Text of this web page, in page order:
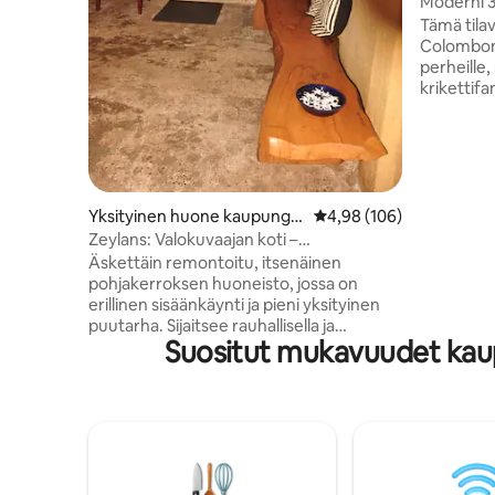
Yksityinen huone kaupungis
sa Colombo
Keskimääräinen arvio
4,98 (106)
Zeylans: Valokuvaajan koti –
pohjakerroksen yksikkö
Äskettäin remontoitu, itsenäinen
pohjakerroksen huoneisto, jossa on
erillinen sisäänkäynti ja pieni yksityinen
puutarha. Sijaitsee rauhallisella ja
turvallisella asuinalueella Colombon 5.
kaupunginosassa. Sisältää kylpyhuoneen,
rentoutumassa, tupakoimassa ja
Tämä
perheille,
Suositut mukavuudet